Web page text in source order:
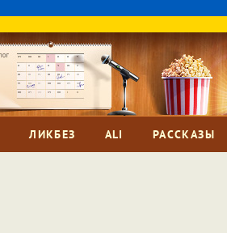
ЛИКБЕЗ ALI РАССКАЗЫ